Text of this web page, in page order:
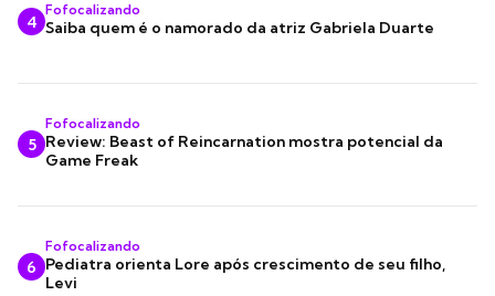
4
Fofocalizando
Saiba quem é o namorado da atriz Gabriela Duarte
5
Fofocalizando
Review: Beast of Reincarnation mostra potencial da
Game Freak
6
Fofocalizando
Pediatra orienta Lore após crescimento de seu filho,
Levi